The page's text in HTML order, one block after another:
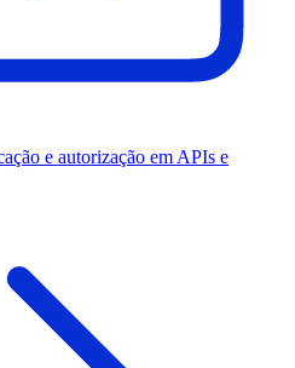
e autorização em APIs e